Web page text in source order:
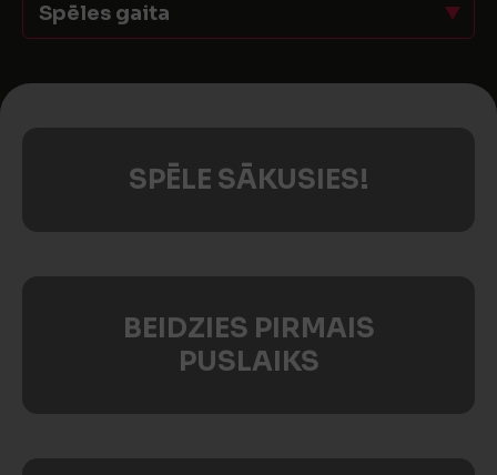
Spēles gaita
SPĒLE SĀKUSIES!
BEIDZIES PIRMAIS
PUSLAIKS